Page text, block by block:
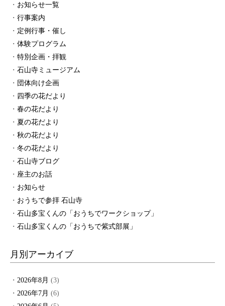
お知らせ一覧
行事案内
定例行事・催し
体験プログラム
特別企画・拝観
石山寺ミュージアム
団体向け企画
四季の花だより
春の花だより
夏の花だより
秋の花だより
冬の花だより
石山寺ブログ
座主のお話
お知らせ
おうちで参拝 石山寺
石山多宝くんの「おうちでワークショップ」
石山多宝くんの「おうちで紫式部展」
月別アーカイブ
2026年8月 (3)
2026年7月 (6)